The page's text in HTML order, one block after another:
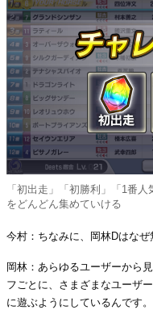
「初出走」「初勝利」「1番
をどんどん集めていける
今村：ちなみに、岡林Dはな
岡林：あらゆるユーザーから
フごとに、さまざまなユーザ
に遊ぶようにしているんです。